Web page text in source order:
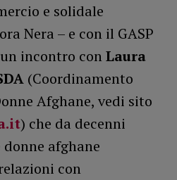
e solidale
Nera – e con il GASP
incontro conLaura
(Coordinamento
Afghane, vedi sito
) che da decenni
afghane
con